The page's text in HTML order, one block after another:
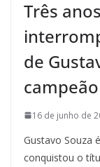
Três
de
16 de junho de
Gustavo Souza
conquistou o